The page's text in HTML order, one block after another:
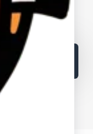
Браузеры
Контакты
магазина